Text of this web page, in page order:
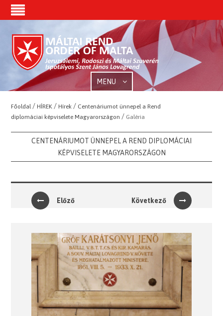
MENU
Főoldal /HÍREK /Hírek / Centenáriumot ünnepel a Rend
diplomáciai képviselete Magyarországon / Galéria
CENTENÁRIUMOT ÜNNEPEL A REND DIPLOMÁCIAI
KÉPVISELETE MAGYARORSZÁGON
Előző Következő